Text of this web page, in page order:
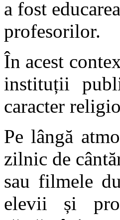
a fost
profesorilor.
În acest
instituții
caracter
Pe lângă
zilnic de
sau filmele
elevii și